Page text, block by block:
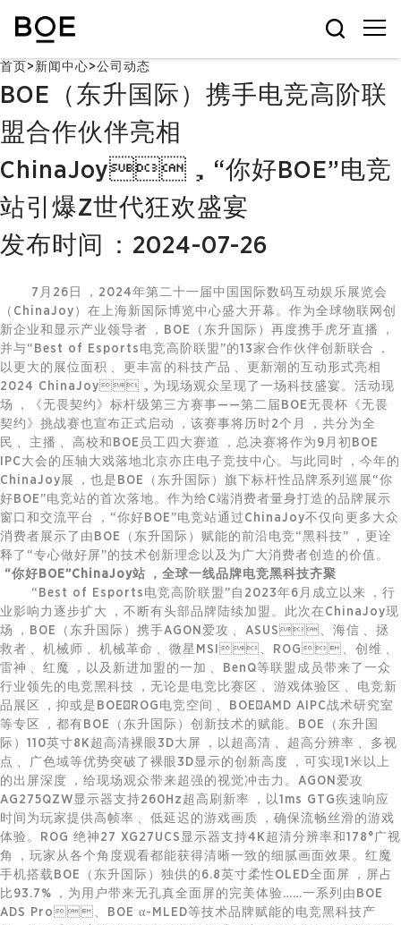
首页 > 新闻中心>公司动态
BOE（东升国际）携手电竞高阶联
盟合作伙伴亮相
ChinaJoy，“你好BOE”电竞
站引爆Z世代狂欢盛宴
发布时间：2024-07-26
7月26日，2024年第二十一届中国国际数码互动娱乐展览会
（ChinaJoy）在上海新国际博览中心盛大开幕。作为全球物联网 创
新企业和显示产业领导者，BOE（东升国际）再度携手虎牙直播，
并与“Best of Esports电竞高阶联盟”的13家合作伙伴创新联合，
以更大的展位面积、更丰富的科技产品、更新潮的互动形式亮相
2024 ChinaJoy，为现场观众呈现了一场科技盛宴。活动现
场，《无畏契约》标杆级第三方赛事——第二届BOE无畏杯《无畏
契约》挑战赛也宣布正式启动，该赛事将历时2个月，共分为全
民、主播、高校和BOE员工四大赛道，总决赛将作为9月初BOE
IPC大会的压轴大戏落地北京亦庄电子竞技中心。与此同时，今年的
ChinaJoy展，也是BOE（东升国际）旗下标杆性品牌系列巡展“你
好BOE”电竞站的首次落地。作为给C端消费者量身打造的品牌展示
窗口和交流平台，“你好BOE”电竞站通过ChinaJoy不仅向更多大众
消费者展示了由BOE（东升国际）赋能的前沿电竞“黑科技”，更诠
释了“专心做好屏”的技术创新理念以及为广大消费者创造的价值。
“你好BOE”ChinaJoy站，全球一线品牌电竞黑科技齐聚
“Best of Esports电竞高阶联盟”自2023年6月成立以来，行
业影响力逐步扩大，不断有头部品牌陆续加盟。此次在ChinaJoy现
场，BOE（东升国际）携手AGON爱攻、ASUS、海信、拯
救者、机械师、机械革命、微星MSI、ROG、创维、
雷神、红魔，以及新进加盟的一加、BenQ等联盟成员带来了一众
行业领先的电竞黑科技，无论是电竞比赛区、游戏体验区、电竞新
品展区，抑或是BOE×ROG电竞空间、BOE×AMD AIPC战术研究室
等专区，都有BOE（东升国际）创新技术的赋能。BOE（东升国
际）110英寸8K超高清裸眼3D大屏，以超高清、超高分辨率、多视
点、广色域等优势突破了裸眼3D显示的创新高度，可实现1米以上
的出屏深度，给现场观众带来超强的视觉冲击力。AGON爱攻
AG275QZW显示器支持260Hz超高刷新率，以1ms GTG疾速响应
时间为玩家提供高帧率、低延迟的游戏画质，确保流畅丝滑的游戏
体验。ROG 绝神27 XG27UCS显示器支持4K超清分辨率和178°广视
角，玩家从各个角度观看都能获得清晰一致的细腻画面效果。红魔
手机搭载BOE（东升国际）独供的6.8英寸柔性OLED全面屏，屏占
比93.7%，为用户带来无孔真全面屏的完美体验……一系列由BOE
ADS Pro、BOE α-MLED等技术品牌赋能的电竞黑科技产